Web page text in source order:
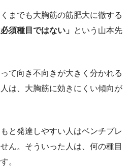
までも大胸筋の筋肥大に徹する
須種目ではない」 という山本先
て向き不向きが大きく分かれる
は、大胸筋に効きにくい傾向が
と発達しやすい人はベンチプレ
ん。そういった人は、何の種目
。